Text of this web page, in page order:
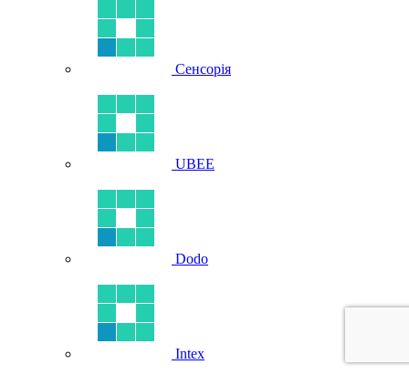
Сенсорія
UBEE
Dodo
Intex